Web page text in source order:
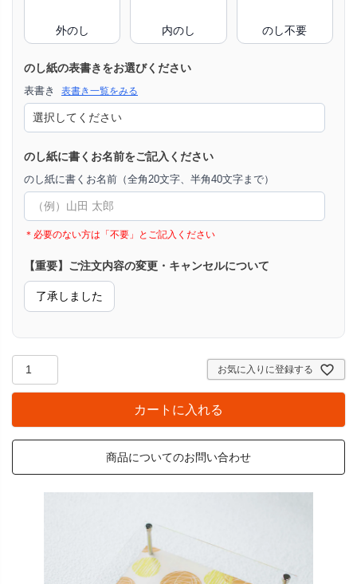
外のし 内のし のし不要
のし紙の表書きをお選びください
表書き 表書き一覧をみる
のし紙に書くお名前をご記入ください
のし紙に書くお名前（全角20文字、半角40文字まで）
＊必要のない方は「不要」とご記入ください
【重要】ご注文内容の変更・キャンセルについて
了承しました
お気に入りに登録する
カートに入れる
商品についてのお問い合わせ